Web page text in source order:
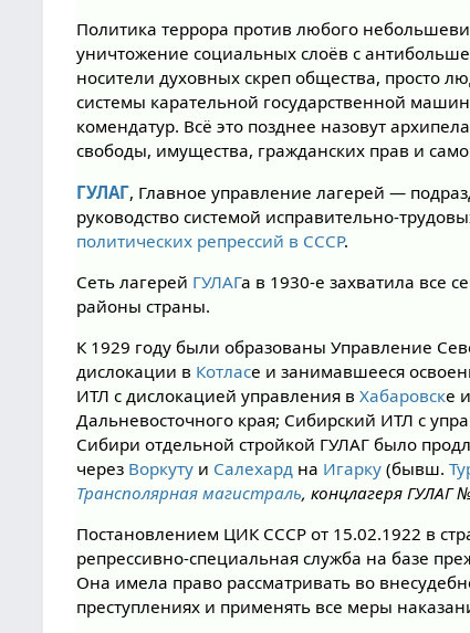
Политика террора против любого
уничтожение социальных слоёв с
носители духовных скреп общества, просто
системы карательной государственной
комендатур. Всё это позднее назовут
свободы, имущества, гражданских прав и
ГУЛАГ, Главное управление лагерей —
руководство системой исправительно-
политических репрессий в СССР.
Сеть лагерей ГУЛАГа в 1930-е захватила все
районы страны.
К 1929 году были образованы Управление
дислокации в Котласе и занимавшееся
ИТЛ с дислокацией управления вХабаровске
Дальневосточного края; Сибирский ИТЛ с
Сибири отдельной стройкой ГУЛАГ было
через Воркуту и Салехард на Игарку (бывш.
Трансполярная магистраль, концлагеря ГУЛАГ
Постановлением ЦИК СССР от 15.02.1922 в
репрессивно-специальная служба на базе
Она имела право рассматривать во
преступлениях и применять все меры